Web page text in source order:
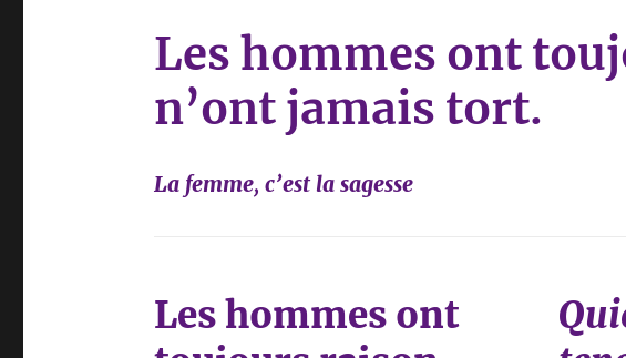
Les hommes ont
n’ont jamais tort.
La femme, c’est la sagesse
Les hommes ont